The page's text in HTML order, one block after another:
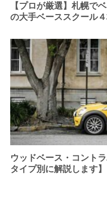
【プロが厳選】札幌で
の大手ベーススクール
ウッドベース・コント
タイプ別に解説します】